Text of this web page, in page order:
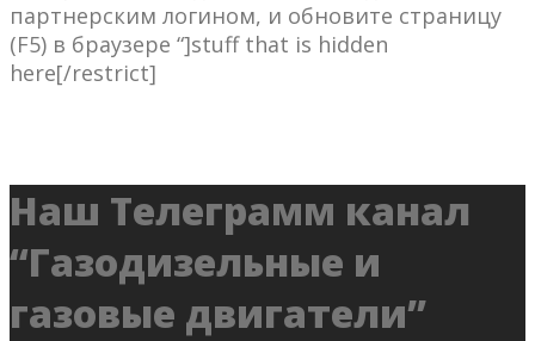
партнерским логином, и обновите страницу
(F5) в браузере “]stuff that is hidden
here[/restrict]
Наш Телеграмм канал
“Газодизельные и
газовые двигатели”